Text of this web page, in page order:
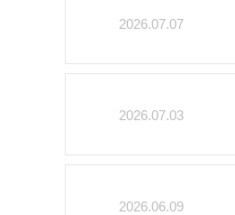
2026.07.07
2026.07.03
2026.06.09